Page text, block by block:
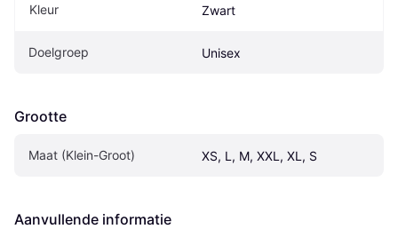
Kleur Zwart
Doelgroep Unisex
Grootte
Maat (Klein-Groot) XS, L, M, XXL, XL, S
Aanvullende informatie